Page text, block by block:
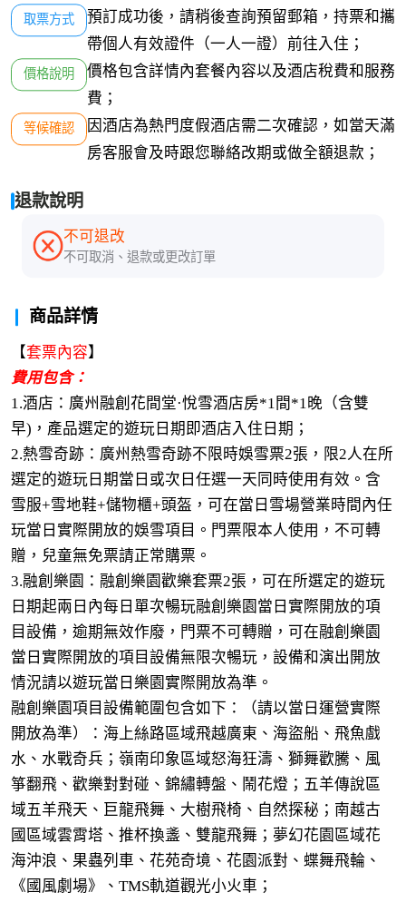
取票方式
預訂成功後，請稍後查詢預留郵箱，持票和攜
帶個人有效證件（一人一證）前往入住；
價格說明
價格包含詳情內套餐內容以及酒店稅費和服務
費；
等候確認
因酒店為熱門度假酒店需二次確認，如當天滿
房客服會及時跟您聯絡改期或做全額退款；
退款說明
不可退改
不可取消、退款或更改訂單
商品詳情
【套票內容】
費用包含：
1.酒店：廣州融創花間堂·悅雪酒店房*1間*1晚（含雙
早)，產品選定的遊玩日期即酒店入住日期；
2.熱雪奇跡：廣州熱雪奇跡不限時娛雪票2張，限2人在所
選定的遊玩日期當日或次日任選一天同時使用有效。含
雪服+雪地鞋+儲物櫃+頭盔，可在當日雪場營業時間內任
玩當日實際開放的娛雪項目。門票限本人使用，不可轉
贈，兒童無免票請正常購票。
3.融創樂園：融創樂園歡樂套票2張，可在所選定的遊玩
日期起兩日內每日單次暢玩融創樂園當日實際開放的項
目設備，逾期無效作廢，門票不可轉贈，可在融創樂園
當日實際開放的項目設備無限次暢玩，設備和演出開放
情況請以遊玩當日樂園實際開放為準。
融創樂園項目設備範圍包含如下：（請以當日運營實際
開放為準）：海上絲路區域飛越廣東、海盜船、飛魚戲
水、水戰奇兵；嶺南印象區域怒海狂濤、獅舞歡騰、風
箏翻飛、歡樂對對碰、錦繡轉盤、鬧花燈；五羊傳說區
域五羊飛天、巨龍飛舞、大樹飛椅、自然探秘；南越古
國區域雲霄塔、推杯換盞、雙龍飛舞；夢幻花園區域花
海沖浪、果蟲列車、花苑奇境、花園派對、蝶舞飛輪、
《國風劇場》、TMS軌道觀光小火車；